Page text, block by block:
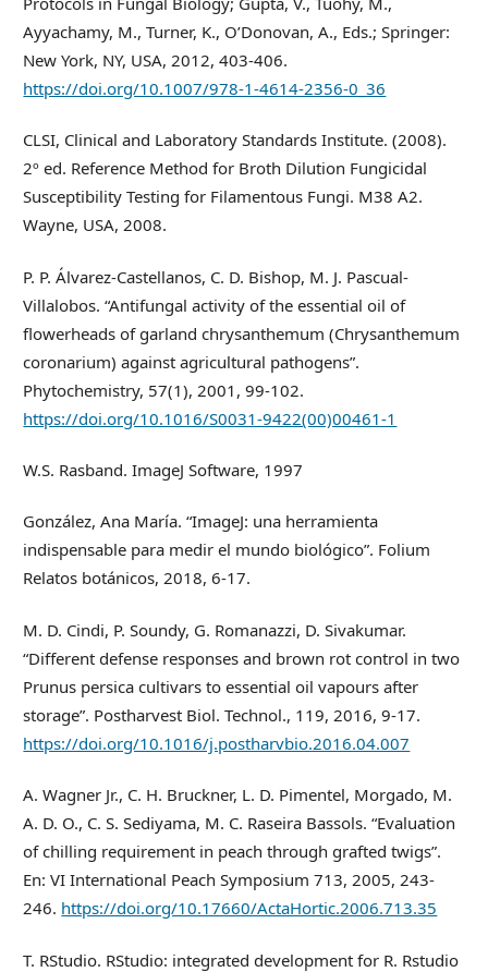
Ayyachamy, M., Turner, K., O’Donovan, A., Eds.; Springer:
New York, NY, USA, 2012, 403-406.
https://doi.org/10.1007/978-1-4614-2356-0_36
CLSI, Clinical and Laboratory Standards Institute. (2008).
2º ed. Reference Method for Broth Dilution Fungicidal
Susceptibility Testing for Filamentous Fungi. M38 A2.
Wayne, USA, 2008.
P. P. Álvarez-Castellanos, C. D. Bishop, M. J. Pascual-
Villalobos. “Antifungal activity of the essential oil of
flowerheads of garland chrysanthemum (Chrysanthemum
coronarium) against agricultural pathogens”.
Phytochemistry, 57(1), 2001, 99-102.
https://doi.org/10.1016/S0031-9422(00)00461-1
W.S. Rasband. ImageJ Software, 1997
González, Ana María. “ImageJ: una herramienta
indispensable para medir el mundo biológico”. Folium
Relatos botánicos, 2018, 6-17.
M. D. Cindi, P. Soundy, G. Romanazzi, D. Sivakumar.
“Different defense responses and brown rot control in two
Prunus persica cultivars to essential oil vapours after
storage”. Postharvest Biol. Technol., 119, 2016, 9-17.
https://doi.org/10.1016/j.postharvbio.2016.04.007
A. Wagner Jr., C. H. Bruckner, L. D. Pimentel, Morgado, M.
A. D. O., C. S. Sediyama, M. C. Raseira Bassols. “Evaluation
of chilling requirement in peach through grafted twigs”.
En: VI International Peach Symposium 713, 2005, 243-
246. https://doi.org/10.17660/ActaHortic.2006.713.35
T. RStudio. RStudio: integrated development for R. Rstudio